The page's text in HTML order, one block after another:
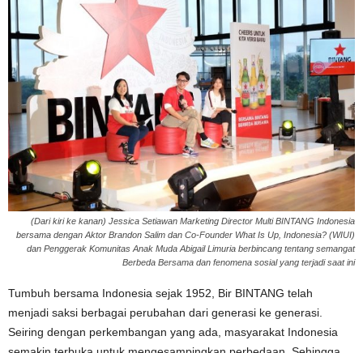
(Dari kiri ke kanan) Jessica Setiawan Marketing Director Multi BINTANG Indonesia
bersama dengan Aktor Brandon Salim dan Co-Founder What Is Up, Indonesia? (WIUI)
dan Penggerak Komunitas Anak Muda Abigail Limuria berbincang tentang semangat
Berbeda Bersama dan fenomena sosial yang terjadi saat ini
Tumbuh bersama Indonesia sejak 1952, Bir BINTANG telah
menjadi saksi berbagai perubahan dari generasi ke generasi.
Seiring dengan perkembangan yang ada, masyarakat Indonesia